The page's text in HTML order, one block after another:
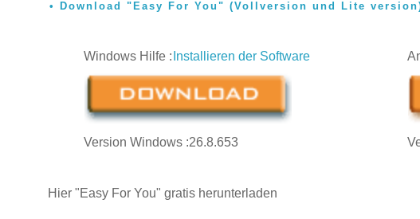
Download "Easy For You" (Vollversion und Lite
Windows Hilfe: Installieren der Software
Version Windows :26.8.653
Hier "Easy For You" gratis herunterladen